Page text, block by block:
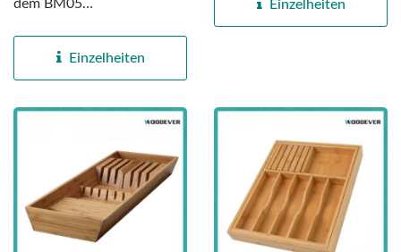
dem BM05
Hergestellt aus 100%...
Einzelheiten
Einzelheiten